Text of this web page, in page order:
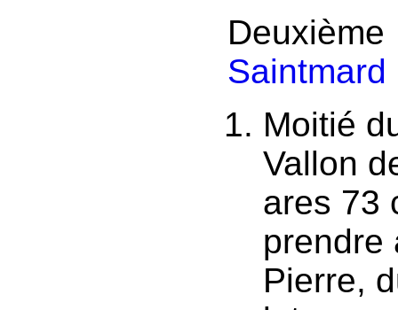
Saintmard
Moitié
Vallon
ares 73
prendre
Pierre,